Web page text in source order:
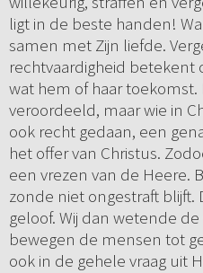
ligt in de beste handen!
samen met Zijn liefde.
rechtvaardigheid betekent
wat hem of haar
veroordeeld, maar wie in
ook recht gedaan, een
het offer van Christus.
een vrezen van de Heere.
zonde niet ongestraft
geloof. Wij dan wetende
bewegen de mensen tot
ook in de gehele vraag uit